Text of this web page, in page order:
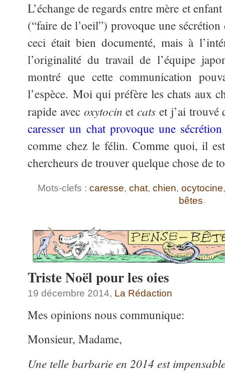
L’échange de regards entre mère et
(“faire de l’oeil”) provoque une
ceci était bien documenté, mais à
l’originalité du travail de l’équipe
montré que cette communication
l’espèce. Moi qui préfère les chats aux
rapide avec oxytocin etcats et j’ai trouvé
caresser un chat provoque une
comme chez le félin. Comme quoi, il
chercheurs de trouver quelque chose de
Mots-clefs : caresse, chat, chien, ocytocine
bêtes
Triste Noël pour les oies
19 décembre 2014, La Rédaction
Mes opinions nous communique:
Monsieur, Madame,
Une telle barbarie en 2014 est